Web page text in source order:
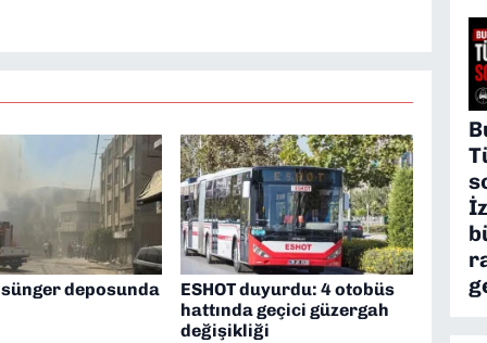
sünger deposunda
ESHOT duyurdu: 4 otobüs
hattında geçici güzergah
değişikliği